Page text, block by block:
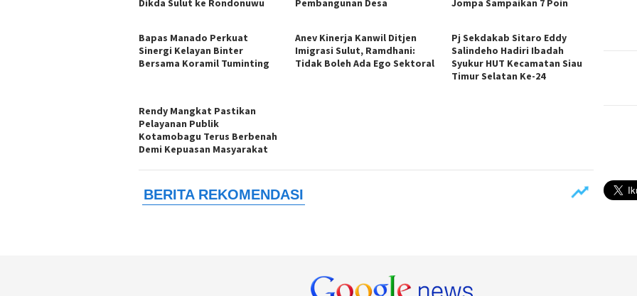
Dikda Sulut ke Rondonuwu
Pembangunan Desa
Jompa Sampaikan 7 Poin
Bapas Manado Perkuat
Sinergi Kelayan Binter
Bersama Koramil Tuminting
Anev Kinerja Kanwil Ditjen
Imigrasi Sulut, Ramdhani:
Tidak Boleh Ada Ego Sektoral
Pj Sekdakab Sitaro Eddy
Salindeho Hadiri Ibadah
Syukur HUT Kecamatan Siau
Timur Selatan Ke-24
Rendy Mangkat Pastikan
Pelayanan Publik
Kotamobagu Terus Berbenah
Demi Kepuasan Masyarakat